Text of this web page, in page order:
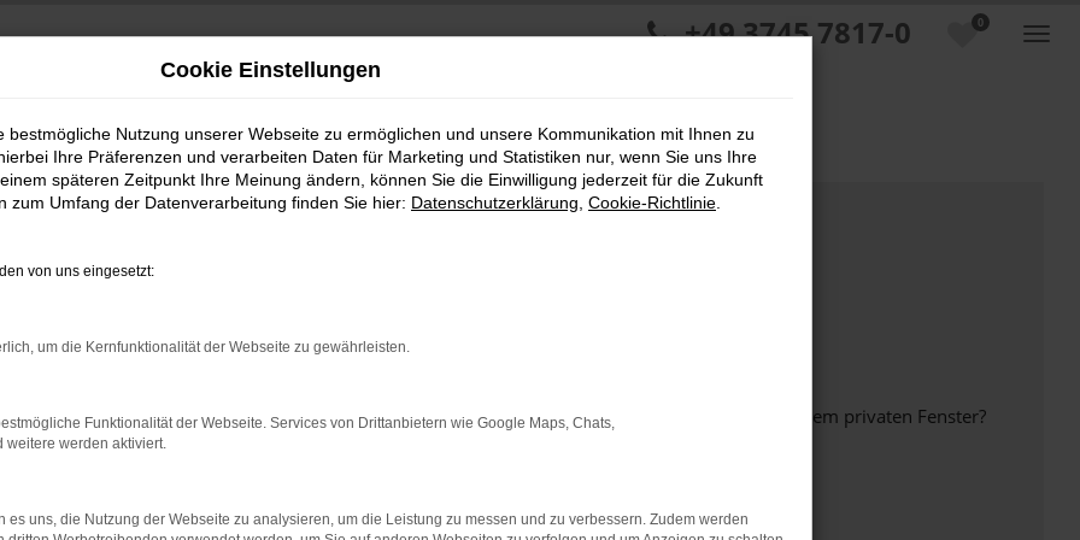
0
+49 3745 7817-0
bestimmter Seiten verhindern. Funktioniert die Seite in einem anderen Browser oder in einem privaten Fenster?
beheben.
auf dem neuesten Stand sind.
Cookie Einstellungen
bestmögliche Nutzung unserer Webseite zu ermöglichen und unsere Kommunikation mit Ihnen zu
Ihre Präferenzen und verarbeiten Daten für Marketing und Statistiken nur, wenn Sie uns Ihre
späteren Zeitpunkt Ihre Meinung ändern, können Sie die Einwilligung jederzeit für die Zukunft
zum Umfang der Datenverarbeitung finden Sie hier: Datenschutzerklärung Cookie-Richtlinie
von uns eingesetzt:
um die Kernfunktionalität der Webseite zu gewährleisten.
Funktionalität der Webseite. Services von Drittanbietern wie Google Maps, Chats,
weitere werden aktiviert.
es uns, die Nutzung der Webseite zu analysieren, um die Leistung zu messen und zu verbessern. Zudem werden